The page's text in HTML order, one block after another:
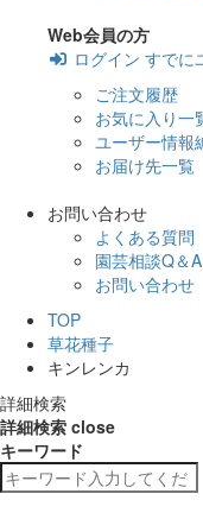
Web会員の方
ログイン すでに
ご注文履歴
お気に入り一
ユーザー情報
お届け先一覧
お問い合わせ
よくある質問
園芸相談Q＆A
お問い合わせ
TOP
草花種子
キンレンカ
詳細検索
詳細検索 close
キーワード